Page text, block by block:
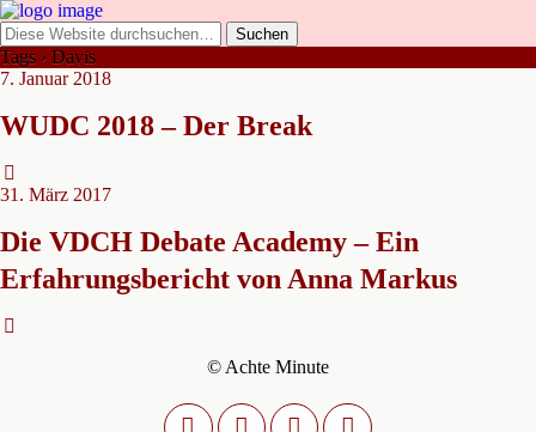
Tags › Davis
7. Januar 2018
WUDC 2018 – Der Break
31. März 2017
Die VDCH Debate Academy – Ein
Erfahrungsbericht von Anna Markus
© Achte Minute